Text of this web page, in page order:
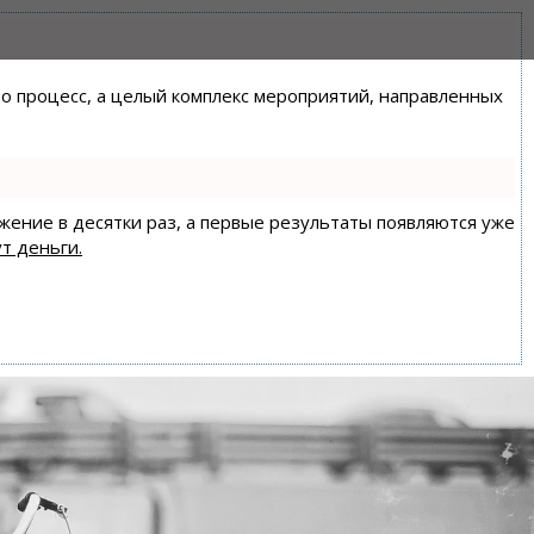
процесс, а целый комплекс мероприятий, направленных
в десятки раз, а первые результаты появляются уже
деньги.